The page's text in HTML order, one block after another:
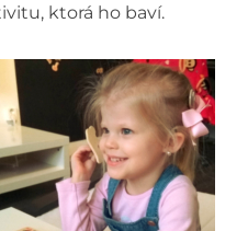
ktorá ho baví.